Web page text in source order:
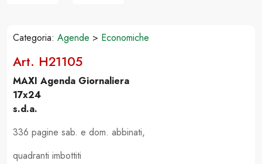
Categoria: Agende > Economiche
Art. H21105
MAXI Agenda Giornaliera
17x24
s.d.a.
336 pagine sab. e dom. abbinati,
quadranti imbottiti